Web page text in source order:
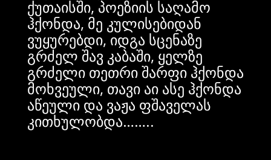
ქუთაისში, პოეზიის საღამო
ჰქონდა, მე კულისებიდან
ვუყურებდი, იდგა სცენაზე
გრძელ შავ კაბაში, ყელზე
გრძელი თეთრი შარფი ჰქონდა
მოხვეული, თავი აი ასე ჰქონდა
აწეული და ვაჟა ფშაველას
კითხულობდა……..